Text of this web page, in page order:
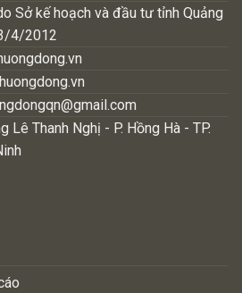
Sở kế hoạch và đầu tư tỉnh Quảng
4/2012
Lê Thanh Nghị - P. Hồng Hà - TP.